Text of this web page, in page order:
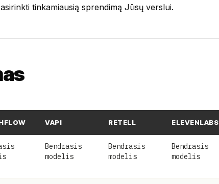
tinkamiausią sprendimą Jūsų verslui.
VAPI RETELL ELEVENLABS
Bendrasis
modelis
Bendrasis
modelis
Bendrasis
modelis